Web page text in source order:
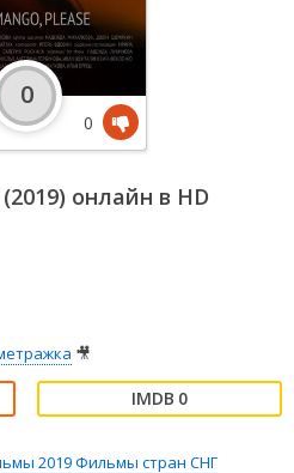
онлайн в HD
🎥
0
2019Фильмы стран СНГ
0
0